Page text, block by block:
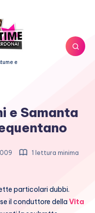
e
e Samanta
1 lettura minima
particolari dubbi.
il conduttore della Vita